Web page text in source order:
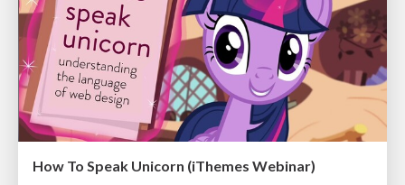
How To Speak Unicorn (iThemes Webinar)